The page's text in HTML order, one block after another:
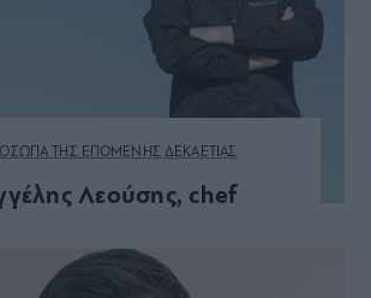
ΤΗΣ ΕΠΟΜΕΝΗΣ ΔΕΚΑΕΤΙΑΣ
Λεούσης, chef